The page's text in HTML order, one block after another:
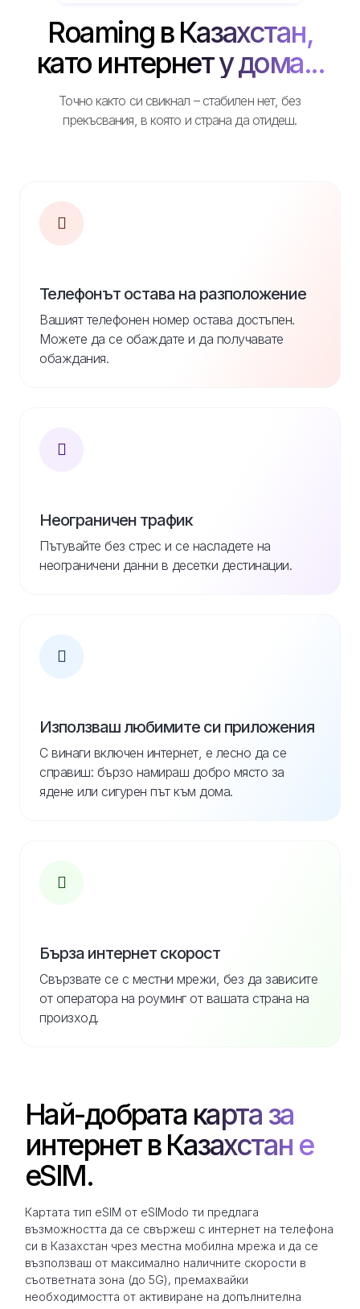
Roaming в Казахстан,
като интернет у дома...
Точно както си свикнал – стабилен нет, без
прекъсвания, в която и страна да отидеш.
Телефонът остава на разположение
Вашият телефонен номер остава достъпен.
Можете да се обаждате и да получавате
обаждания.
Неограничен трафик
Пътувайте без стрес и се насладете на
неограничени данни в десетки дестинации.
Използваш любимите си приложения
С винаги включен интернет, е лесно да се
справиш: бързо намираш добро място за
ядене или сигурен път към дома.
Бърза интернет скорост
Свързвате се с местни мрежи, без да зависите
от оператора на роуминг от вашата страна на
произход.
Най-добрата карта за
интернет в Казахстан е
eSIM.
Картата тип eSIM от eSIModo ти предлага
възможността да се свържеш с интернет на телефона
си в Казахстан чрез местна мобилна мрежа и да се
възползваш от максимално наличните скорости в
съответната зона (до 5G), премахвайки
необходимостта от активиране на допълнителна